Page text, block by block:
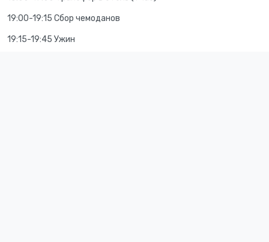
19:00-19:15 Сбор чемоданов
19:15-19:45 Ужин